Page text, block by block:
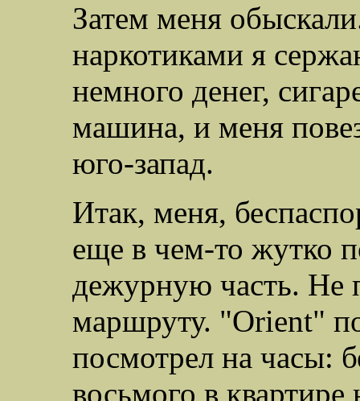
Затем меня
наркотиками я
немного денег,
машина, и меня
юго-запад.
Итак, меня,
еще в чем-то жутко
дежурную часть. Не
маршруту. "Orient"
посмотрел на часы:
восьмого в квартире